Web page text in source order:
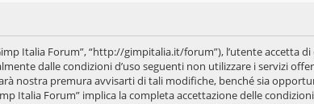
Italia Forum”, “http://gimpitalia.it/forum”), l’utente accetta
dalle condizioni d’uso seguenti non utilizzare i servizi
nostra premura avvisarti di tali modifiche, benché sia
Italia Forum” implica la completa accettazione delle condizioni